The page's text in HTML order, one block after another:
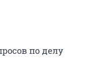
по делу